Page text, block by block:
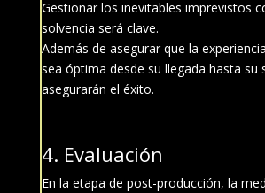
Gestionar los inevitables imprevistos
solvencia será clave.
Además de asegurar que la
sea óptima desde su llegada hasta su
asegurarán el éxito.
4. Evaluación
En la etapa de post-producción, la